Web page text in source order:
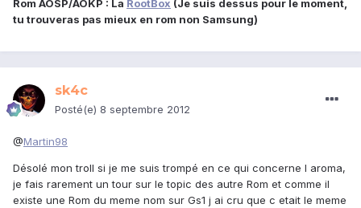
Rom AOSP/AOKP : La RootBox (Je suis dessus pour le moment,
tu trouveras pas mieux en rom non Samsung)
sk4c
Posté(e) 8 septembre 2012
@Martin98
Désolé mon troll si je me suis trompé en ce qui concerne l aroma,
je fais rarement un tour sur le topic des autre Rom et comme il
existe une Rom du meme nom sur Gs1 j ai cru que c etait le meme